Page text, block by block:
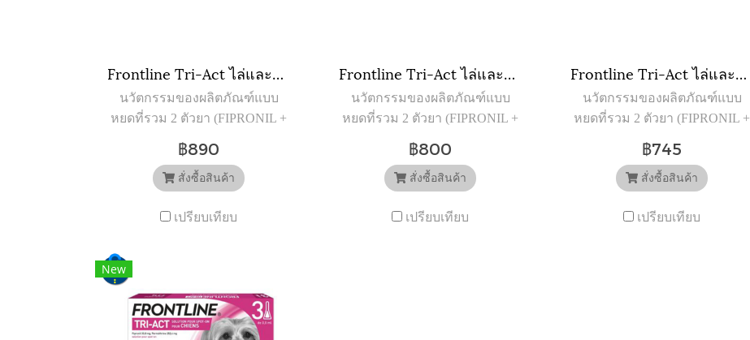
Frontline Tri-Act ไล่และกำจัดเห็บ หมัด ยุง แมลงวันคอก สำหรับสุนัข นน. 40-60 kg (XL) (3หลอด)
นวัตกรรมของผลิตภัณฑ์แบบ
หยดที่รวม 2 ตัวยา (FIPRONIL +
ประสิทธิภาพทั้งการออกฤทธิ์
และการปกป้องอย่างต่อเนื่องทั้ง
฿890
สั่งซื้อสินค้า
เปรียบเทียบ
Frontline Tri-Act ไล่และกำจัดเห็บ หมัด ยุง แมลงวันคอก สำหรับสุนัข นน. 20-40 kg (L) (3หลอด)
นวัตกรรมของผลิตภัณฑ์แบบ
หยดที่รวม 2 ตัวยา (FIPRONIL +
ประสิทธิภาพทั้งการออกฤทธิ์
และการปกป้องอย่างต่อเนื่องทั้ง
฿800
สั่งซื้อสินค้า
เปรียบเทียบ
Frontline Tri-Act ไล่และกำจัดเห็บ หมัด ยุง แมลงวันคอก สำหรับสุนัข นน. 10-20 kg (M) (3หลอด)
นวัตกรรมของผลิตภัณฑ์แบบ
หยดที่รวม 2 ตัวยา (FIPRONIL +
ประสิทธิภาพทั้งการออกฤทธิ์
และการปกป้องอย่างต่อเนื่องทั้ง
฿745
สั่งซื้อสินค้า
เปรียบเทียบ
New